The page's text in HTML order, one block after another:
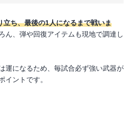
立ち、最後の1人になるまで戦いま
ん、弾や回復アイテムも現地で調達し
運になるため、毎試合必ず強い武器が
イントです。